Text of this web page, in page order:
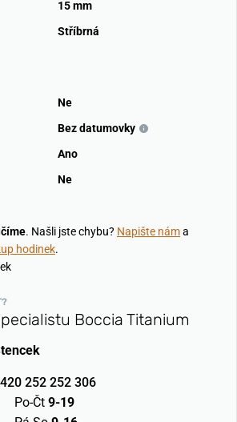
15 mm
Stříbrná
Ne
Bez datumovky
Ano
Ne
. Našli jste chybu? Napište náma
hodinek.
Boccia Titanium
252 252 306
Po-Čt 9-19